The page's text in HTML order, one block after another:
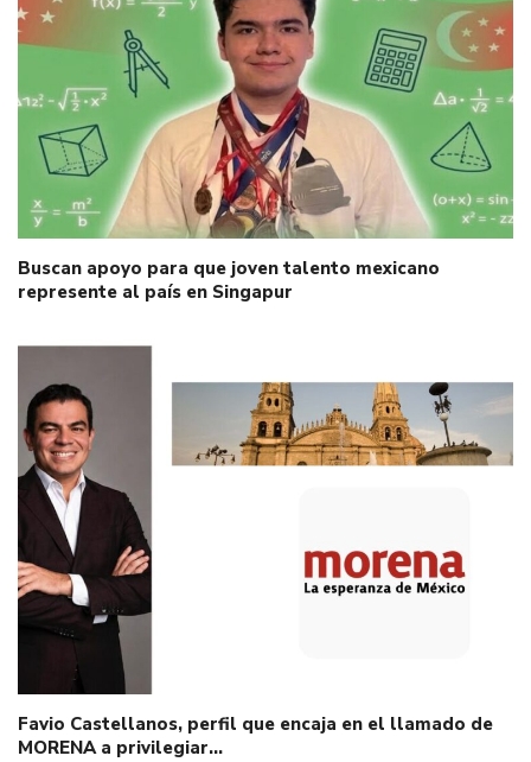
Buscan apoyo para que joven talento mexicano
represente al país en Singapur
Favio Castellanos, perfil que encaja en el llamado de
MORENA a privilegiar…